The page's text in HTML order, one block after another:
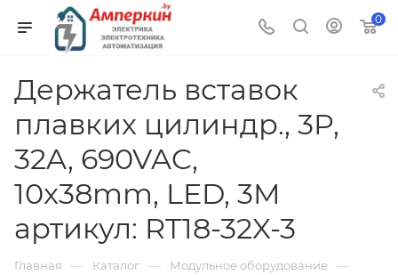
0
Держатель вставок
плавких цилиндр., 3P,
32A, 690VAC,
10x38mm, LED, 3M
артикул: RT18-32X-3
Главная — Каталог — Модульное оборудование —